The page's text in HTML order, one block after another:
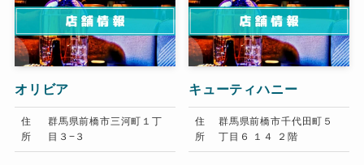
オリビア
住
所
群馬県前橋市三河町１丁
目３−３
キューティハニー
住
所
群馬県前橋市千代田町５
丁目６ １４ ２階